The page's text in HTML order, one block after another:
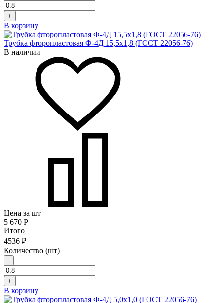
+
В корзину
Трубка фторопластовая Ф-4Д 15,5x1,8 (ГОСТ 22056-76)
В наличии
Цена за шт
5 670 Р
Итого
4536 ₽
Количество (шт)
-
+
В корзину